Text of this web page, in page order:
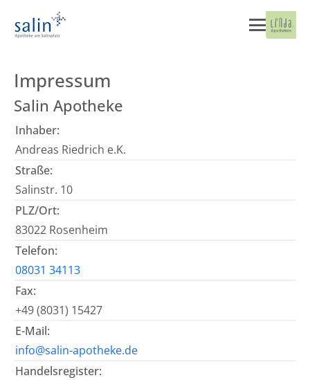
Impressum
Salin Apotheke
Inhaber:
Andreas Riedrich e.K.
Straße:
Salinstr. 10
PLZ/Ort:
83022 Rosenheim
Telefon:
08031 34113
Fax:
+49 (8031) 15427
E-Mail:
info@salin-apotheke.de
Handelsregister: